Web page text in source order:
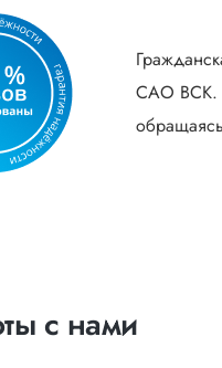
САО ВСК.
с нами